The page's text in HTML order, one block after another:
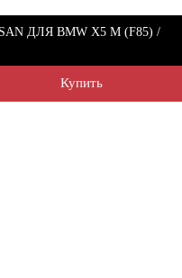
Купить
ДЛЯ BMW X5 M (F85) /